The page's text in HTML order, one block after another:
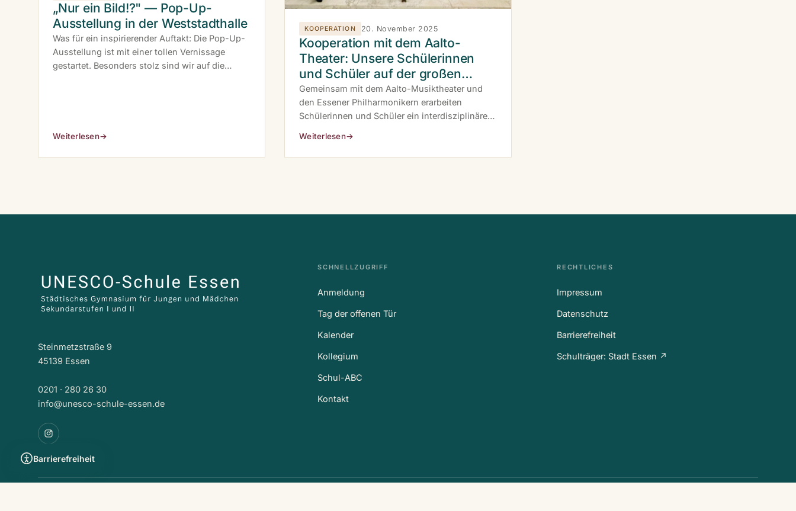
„Nur ein Bild!?" — Pop-Up-
Ausstellung in der Weststadthalle
Was für ein inspirierender Auftakt: Die Pop-Up-
Ausstellung ist mit einer tollen Vernissage
gestartet. Besonders stolz sind wir auf die
Weiterlesen→
KOOPERATION 20. November 2025
Kooperation mit dem Aalto-
Theater: Unsere Schülerinnen
und Schüler auf der großen
Bühne
Gemeinsam mit dem Aalto-Musiktheater und
den Essener Philharmonikern erarbeiten
Schülerinnen und Schüler ein interdisziplinäres
Bildkomposition bis zur Musik.
Weiterlesen→
Barrierefreiheit
Steinmetzstraße 9
45139 Essen
0201 · 280 26 30
info@unesco-schule-essen.de
SCHNELLZUGRIFF
Anmeldung
Tag der offenen Tür
Kalender
Kollegium
Schul-ABC
Kontakt
RECHTLICHES
Impressum
Datenschutz
Barrierefreiheit
Schulträger: Stadt Essen ↗